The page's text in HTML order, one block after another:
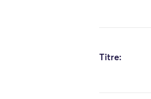
Titre: